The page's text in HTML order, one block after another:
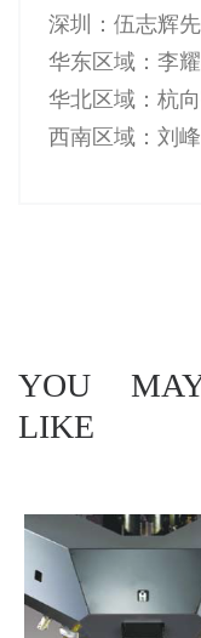
深圳：伍志辉
华东区域：李
华北区域：杭
西南区域：刘
YOU
LIKE